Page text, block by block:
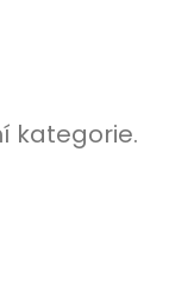
kategorie.